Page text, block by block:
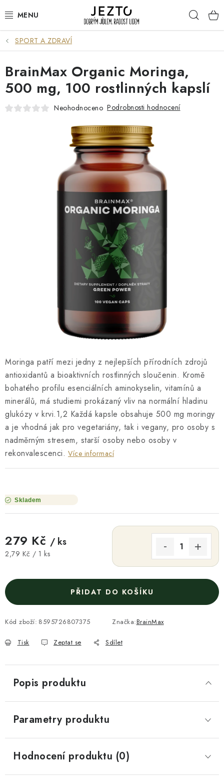
na
DÁRKOVÉ SADY
TRVANLIVÉ
DROGERIE A KOSMETIKA
RELAX A REGENERACE
NÁŠ PŘÍBĚH FIREMNÍ DÁRKY
KONTAKTY
SPORT A ZDRAVÍ
Moringa patří mezi jedny z nejlepších přírodních zdrojů
antioxidantů a bioaktivních rostlinných sloučenin. Kromě
bohatého profilu esenciálních aminokyselin, vitamínů a
minerálů, má studiemi prokázaný vliv na normální hladinu
glukózy v krvi.1,2 Každá kapsle obsahuje 500 mg moringy
a je vhodná jak pro vegetariány, tak i vegany, pro osoby s
nadměrným stresem, starší osoby nebo osoby v
rekonvalescenci. Více informací
Skladem
279 Kč / ks
Měrná cena:
2,79 Kč / 1 ks
PŘIDAT DO KOŠÍKU
Kód zboží: 8595726807375 Značka:BrainMax
Tisk Zeptat se Sdílet
BrainMax Organic Moringa,
500 mg, 100 rostlinných kapslí
Neohodnoceno Podrobnosti hodnocení
Popis produktu
Parametry produktu
Hodnocení produktu (0)